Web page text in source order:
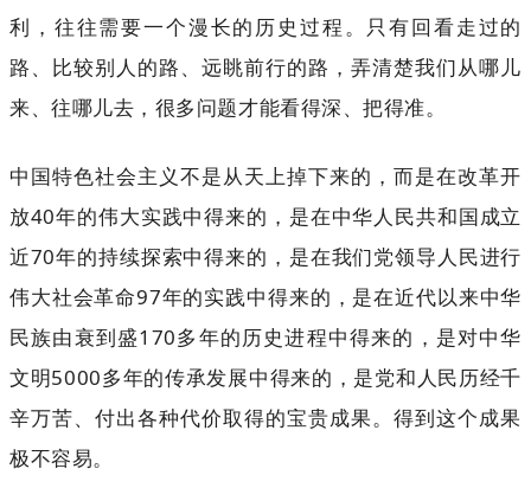
利，往往需要一个漫长的历史过程。只有回看走过的
路、比较别人的路、远眺前行的路，弄清楚我们从哪儿
来、往哪儿去，很多问题才能看得深、把得准。
中国特色社会主义不是从天上掉下来的，而是在改革开
放40年的伟大实践中得来的，是在中华人民共和国成立
近70年的持续探索中得来的，是在我们党领导人民进行
伟大社会革命97年的实践中得来的，是在近代以来中华
民族由衰到盛170多年的历史进程中得来的，是对中华
文明5000多年的传承发展中得来的，是党和人民历经千
辛万苦、付出各种代价取得的宝贵成果。得到这个成果
极不容易。